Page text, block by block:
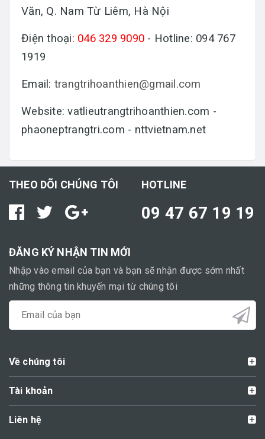
Văn, Q. Nam Từ Liêm, Hà Nội
Điện thoại: 046 329 9090 - Hotline: 094 767
1919
Email: trangtrihoanthien@gmail.com
Website: vatlieutrangtrihoanthien.com -
phaoneptrangtri.com - nttvietnam.net
THEO DÕI CHÚNG TÔI HOTLINE
09 47 67 19 19
ĐĂNG KÝ NHẬN TIN MỚI
Nhập vào email của bạn và bạn sẽ nhận được sớm nhất
những thông tin khuyến mại từ chúng tôi
Về chúng tôi
Tài khoản
Liên hệ